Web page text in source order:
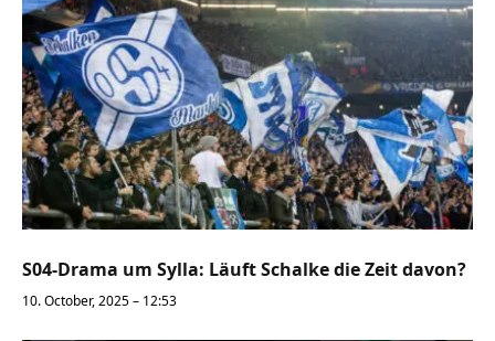
S04-Drama um Sylla: Läuft Schalke die Zeit davon?
10. October, 2025 – 12:53